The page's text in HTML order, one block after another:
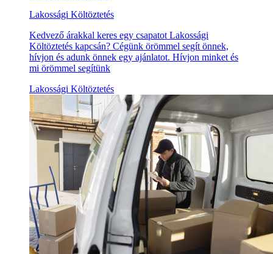
Lakossági Költöztetés
Kedvező árakkal keres egy csapatot Lakossági
Költöztetés kapcsán? Cégünk örömmel segít önnek,
hívjon és adunk önnek egy ajánlatot. Hívjon minket és
mi örömmel segítünk
Lakossági Költöztetés